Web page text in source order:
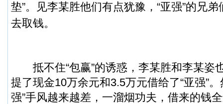
垫”。见李某胜他们有点犹豫，“亚强”的兄弟
去取钱。
抵不住“包赢”的诱惑，李某胜和李某姿
提了现金10万余元和3.5万元借给了“亚强”
强”手风越来越差，一溜烟功夫，借来的钱